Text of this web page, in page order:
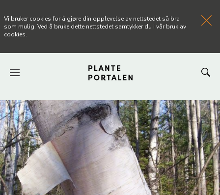
FORSIDEN
NYHETER
ARTIKLER
OM PLANTEPORTALEN
Vi bruker cookies for å gjøre din opplevelse av nettstedet så bra
som mulig. Ved å bruke dette nettstedet samtykker du i vår bruk av
cookies.